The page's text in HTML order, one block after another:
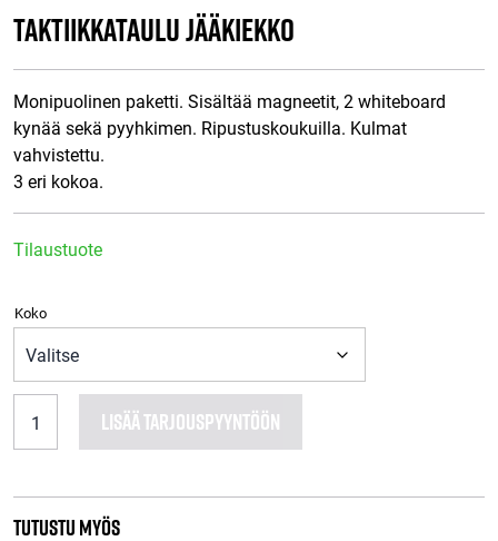
Taktiikkataulu Jääkiekko
Monipuolinen paketti. Sisältää magneetit, 2 whiteboard
kynää sekä pyyhkimen. Ripustuskoukuilla. Kulmat
vahvistettu.
3 eri kokoa.
Tilaustuote
Koko
Jääkiekko
määrä
LISÄÄ TARJOUSPYYNTÖÖN
Tutustu myös